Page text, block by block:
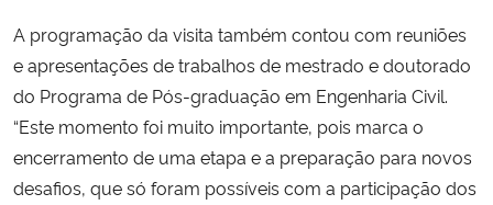
A programação da visita também contou com reuniões
e apresentações de trabalhos de mestrado e doutorado
do Programa de Pós-graduação em Engenharia Civil.
“Este momento foi muito importante, pois marca o
encerramento de uma etapa e a preparação para novos
desafios, que só foram possíveis com a participação dos